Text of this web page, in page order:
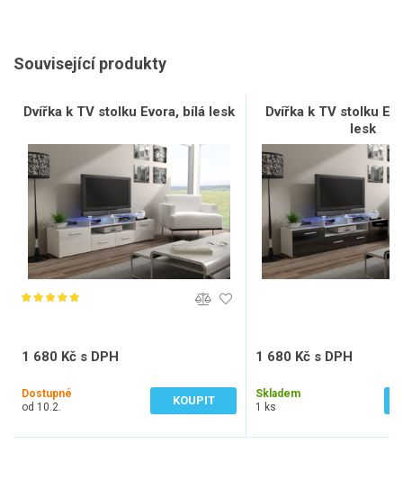
Související produkty
Dvířka k TV stolku Evora, bílá lesk
1 680 Kč s DPH
Dostupné
od 10.2.
KOUPIT
Dvířka k TV stolku
lesk
1 680 Kč s DPH
Skladem
1 ks